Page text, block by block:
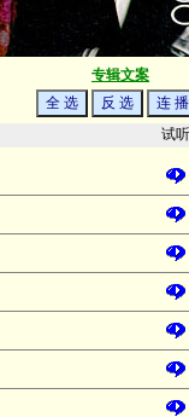
专辑文案
试听